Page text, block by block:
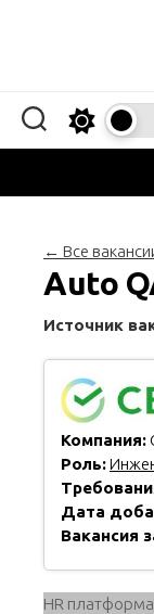
← Все
Auto
Источник
Компания:
Роль:
Дата
Вакансия
HR